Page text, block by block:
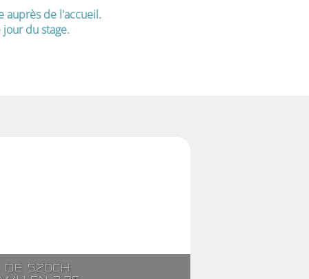
auprès de l'accueil.
du stage.
de 520ch